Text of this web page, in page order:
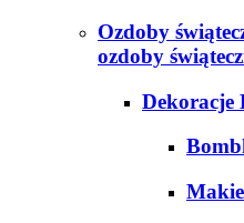
Ozdoby
ozdoby
Dekoracje